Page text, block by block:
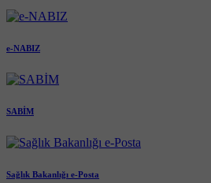
e-NABIZ
SABİM
Sağlık Bakanlığı e-Posta